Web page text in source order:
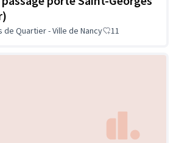
Quartier - Ville de Nancy 11